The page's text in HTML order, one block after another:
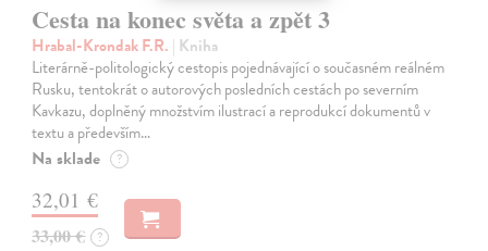
Cesta na konec světa a zpět 3
Hrabal-Krondak F.R. | Kniha
Literárně-politologický cestopis pojednávající o současném reálném
Rusku, tentokrát o autorových posledních cestách po severním
Kavkazu, doplněný množstvím ilustrací a reprodukcí dokumentů v
textu a především…
Na sklade ?
32,01 €
33,00 € ?